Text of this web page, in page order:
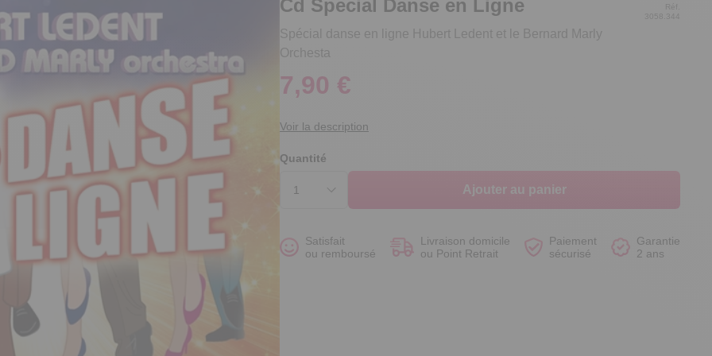
Cd Special Danse en Ligne
Spécial danse en ligne Hubert Ledent et le Bernard Marly
Orchesta
Réf.
7,90 €
Voir la description
Quantité
Ajouter au panier
Satisfait
ou remboursé
Livraison domicile
ou Point Retrait
Paiement
sécurisé
Garantie
2 ans